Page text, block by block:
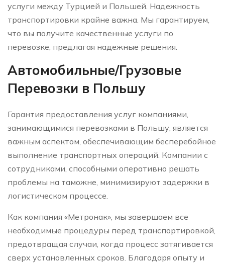
услуги между Турцией и Польшей. Надежность
транспортировки крайне важна. Мы гарантируем,
что вы получите качественные услуги по
перевозке, предлагая надежные решения.
Автомобильные/Грузовые
Перевозки в Польшу
Гарантия предоставления услуг компаниями,
занимающимися перевозками в Польшу, является
важным аспектом, обеспечивающим бесперебойное
выполнение транспортных операций. Компании с
сотрудниками, способными оперативно решать
проблемы на таможне, минимизируют задержки в
логистическом процессе.
Как компания «Метронак», мы завершаем все
необходимые процедуры перед транспортировкой,
предотвращая случаи, когда процесс затягивается
сверх установленных сроков. Благодаря опыту и